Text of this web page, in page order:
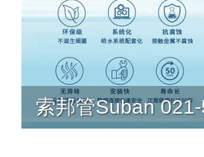
索邦管Suban